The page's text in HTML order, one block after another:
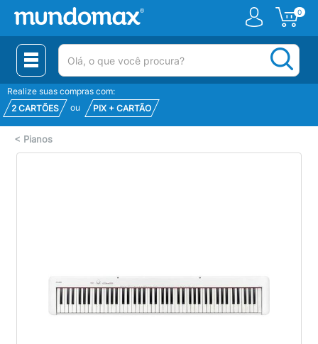
0
(pesquisar)
Realize suas compras com:
2 CARTÕES
ou PIX + CARTÃO
< Pianos